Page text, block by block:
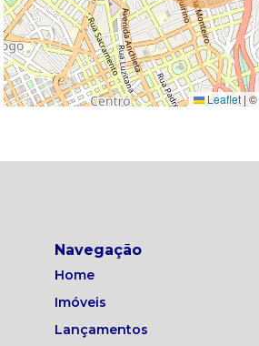
Leaflet| ©
Navegação
Home
Imóveis
Lançamentos